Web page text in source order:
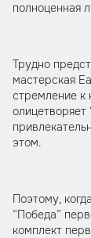
полноценная
Трудно
мастерская
стремление к
олицетворяет
этом.
Поэтому,
“Победа”
комплект